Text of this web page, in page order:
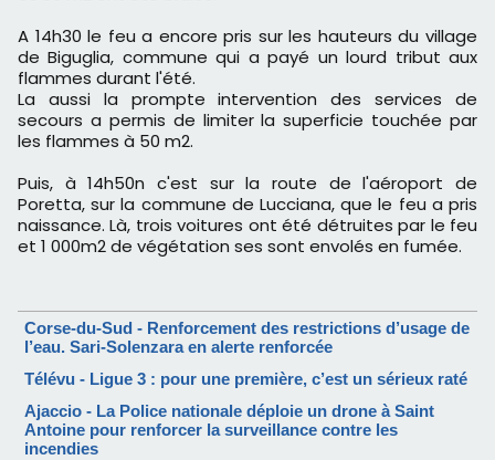
A 14h30 le feu a encore pris sur les hauteurs du village
de Biguglia, commune qui a payé un lourd tribut aux
flammes durant l'été.
La aussi la prompte intervention des services de
secours a permis de limiter la superficie touchée par
les flammes à 50 m2.
Puis, à 14h50n c'est sur la route de l'aéroport de
Poretta, sur la commune de Lucciana, que le feu a pris
naissance. Là, trois voitures ont été détruites par le feu
et 1 000m2 de végétation ses sont envolés en fumée.
Corse-du-Sud - Renforcement des restrictions d’usage de
l’eau. Sari-Solenzara en alerte renforcée
Télévu - Ligue 3 : pour une première, c’est un sérieux raté
Ajaccio - La Police nationale déploie un drone à Saint
Antoine pour renforcer la surveillance contre les
incendies